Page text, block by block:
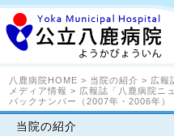
八鹿病院HOME > 当院の紹介 > 広報
メディア情報 > 広報誌「八鹿病院ニ
バックナンバー（2007年・2006年）
当院の紹介